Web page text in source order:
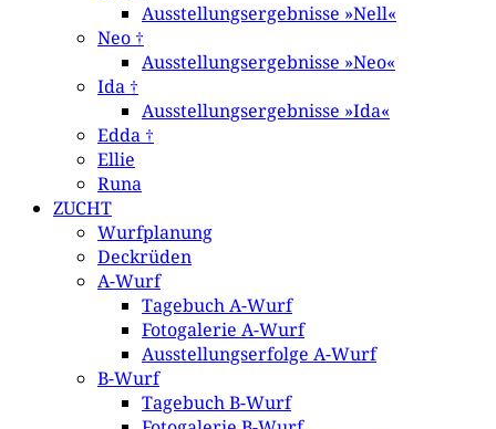
Ausstellungsergebnisse »Nell«
Neo †
Ausstellungsergebnisse »Neo«
Ida †
Ausstellungsergebnisse »Ida«
Edda †
Ellie
Runa
ZUCHT
Wurfplanung
Deckrüden
A-Wurf
Tagebuch A-Wurf
Fotogalerie A-Wurf
Ausstellungserfolge A-Wurf
B-Wurf
Tagebuch B-Wurf